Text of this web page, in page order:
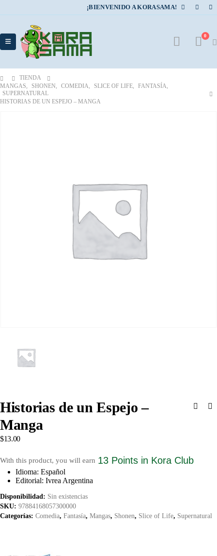
¡BIENVENIDO A KORASAMA!
0
TIENDA
MANGAS, SHONEN, COMEDIA, SLICE OF LIFE, FANTASÍA,
SUPERNATURAL
HISTORIAS DE UN ESPEJO – MANGA
Historias de un Espejo –
Manga
$13.00
With this product, you will earn 13 Points in Kora Club
Idioma: Español
Editorial: Ivrea Argentina
Disponibilidad: Sin existencias
SKU: 97884168057300000
Categorías: Comedia, Fantasía, Mangas, Shonen, Slice of Life, Supernatural